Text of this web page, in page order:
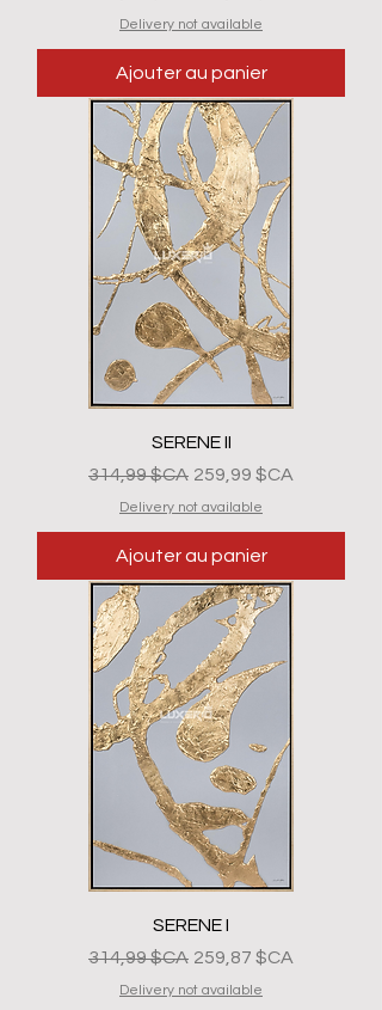
Delivery not available
Ajouter au panier
SERENE II
Prix original
314,99 $CA Prix promotionnel
259,99 $CA
Delivery not available
Ajouter au panier
SERENE I
Prix original
314,99 $CA Prix promotionnel
259,87 $CA
Delivery not available